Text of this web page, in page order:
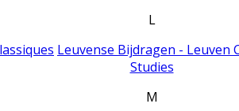
L
Leuvense Bijdragen -
Studies
M